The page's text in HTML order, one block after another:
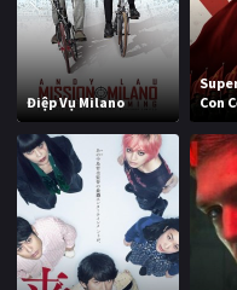
Điệp Vụ Milano
Con